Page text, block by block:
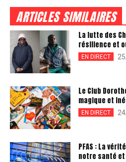
ARTICLES SIMILAIRES
La lutte des
résilience et
EN DIRECT
Le Club
magique et
EN DIRECT
PFAS : La
notre santé et